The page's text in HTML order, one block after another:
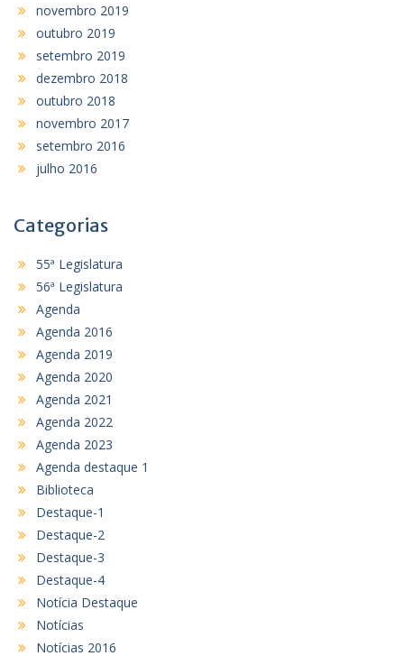
novembro 2019
outubro 2019
setembro 2019
dezembro 2018
outubro 2018
novembro 2017
setembro 2016
julho 2016
Categorias
55ª Legislatura
56ª Legislatura
Agenda
Agenda 2016
Agenda 2019
Agenda 2020
Agenda 2021
Agenda 2022
Agenda 2023
Agenda destaque 1
Biblioteca
Destaque-1
Destaque-2
Destaque-3
Destaque-4
Notícia Destaque
Notícias
Notícias 2016